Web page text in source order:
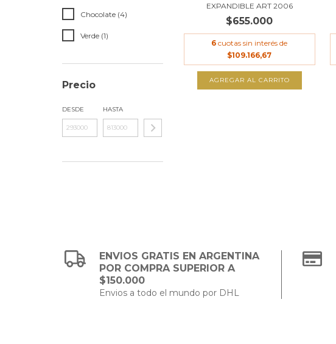
Chocolate (4)
Verde (1)
Precio
DESDE HASTA
EXPANDIBLE ART 2006
$655.000
6 cuotas sin interés de
$109.166,67
AGREGAR AL CARRITO
ENVIOS GRATIS EN ARGENTINA
POR COMPRA SUPERIOR A
$150.000
Envios a todo el mundo por DHL